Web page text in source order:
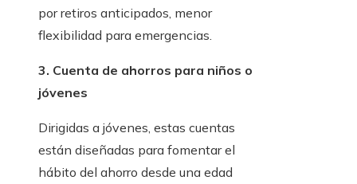
por retiros anticipados, menor
flexibilidad para emergencias.
3. Cuenta de ahorros para niños o
jóvenes
Dirigidas a jóvenes, estas cuentas
están diseñadas para fomentar el
hábito del ahorro desde una edad